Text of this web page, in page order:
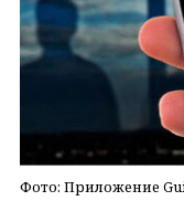
Фото: Приложение